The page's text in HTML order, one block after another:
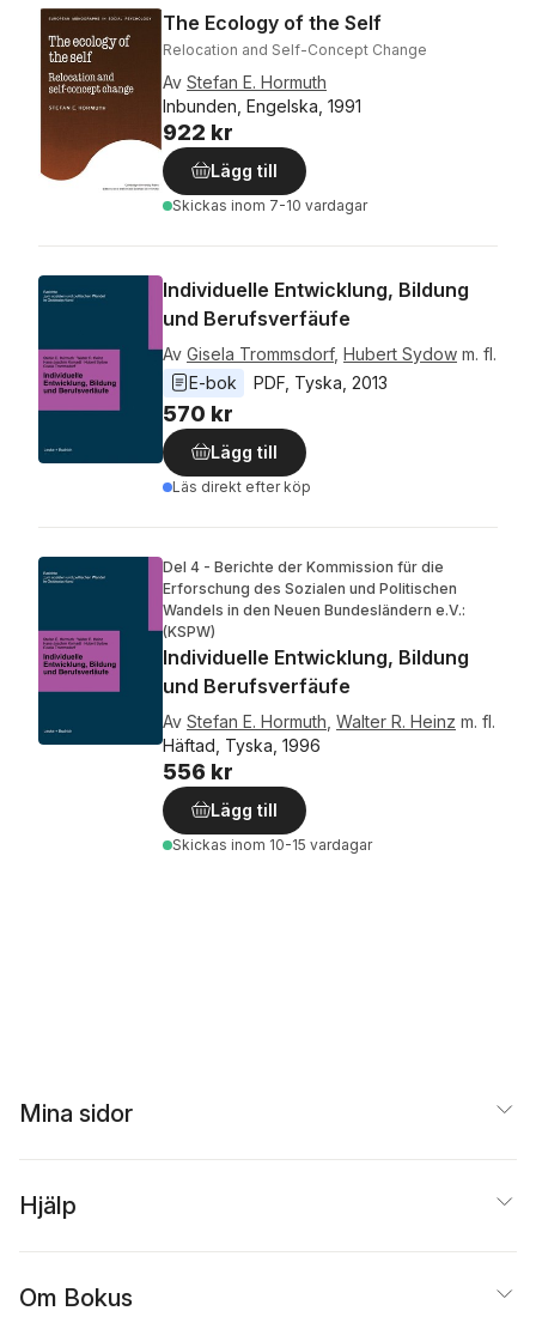
The Ecology of the Self
Relocation and Self-Concept Change
Av Stefan E. Hormuth
Inbunden, Engelska, 1991
922 kr
Lägg till
Skickas inom 7-10 vardagar
Individuelle Entwicklung, Bildung
und Berufsverfäufe
Av Gisela Trommsdorf, Hubert Sydow m. fl.
E-bok
PDF Tyska 2013
570 kr
Lägg till
Läs direkt efter köp
Del 4 - Berichte der Kommission für die
Erforschung des Sozialen und Politischen
Wandels in den Neuen Bundesländern e.V.:
(KSPW)
Individuelle Entwicklung, Bildung
und Berufsverfäufe
Av Stefan E. Hormuth Walter R. Heinz m. fl.
Häftad, Tyska, 1996
556 kr
Lägg till
Skickas inom 10-15 vardagar
Mina sidor
Hjälp
Om Bokus